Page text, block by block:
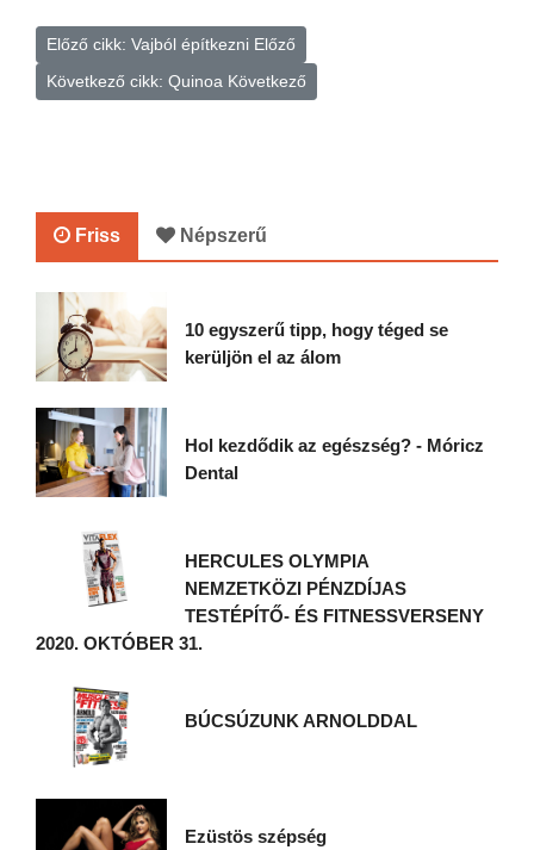
Előző cikk: Vajból építkezni Előző
Következő cikk: Quinoa Következő
Friss Népszerű
10 egyszerű tipp, hogy téged se
kerüljön el az álom
Hol kezdődik az egészség? - Móricz
Dental
HERCULES OLYMPIA
NEMZETKÖZI PÉNZDÍJAS
TESTÉPÍTŐ- ÉS FITNESSVERSENY
2020. OKTÓBER 31.
BÚCSÚZUNK ARNOLDDAL
Ezüstös szépség